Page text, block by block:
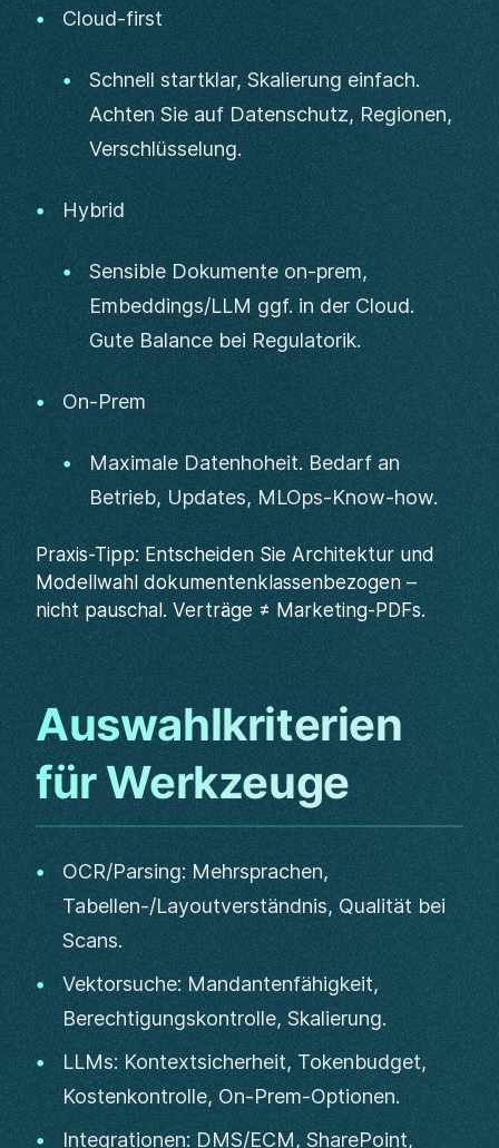
Cloud-first
Schnell startklar, Skalierung einfach.
Achten Sie auf Datenschutz, Regionen,
Verschlüsselung.
Hybrid
Sensible Dokumente on-prem,
Embeddings/LLM ggf. in der Cloud.
Gute Balance bei Regulatorik.
On-Prem
Maximale Datenhoheit. Bedarf an
Betrieb, Updates, MLOps-Know-how.
Praxis-Tipp: Entscheiden Sie Architektur und
Modellwahl dokumentenklassenbezogen –
nicht pauschal. Verträge ≠ Marketing-PDFs.
Auswahlkriterien
für Werkzeuge
OCR/Parsing: Mehrsprachen,
Tabellen-/Layoutverständnis, Qualität bei
Scans.
Vektorsuche: Mandantenfähigkeit,
Berechtigungskontrolle, Skalierung.
LLMs: Kontextsicherheit, Tokenbudget,
Kostenkontrolle, On-Prem-Optionen.
Integrationen: DMS/ECM, SharePoint,